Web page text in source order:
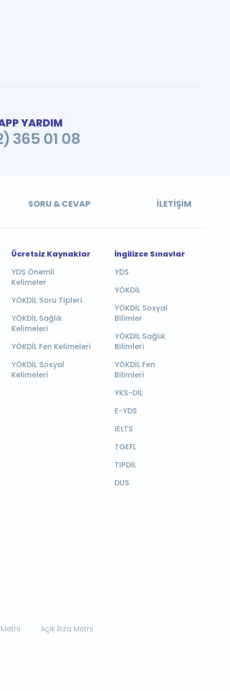
YARDIM
365 01 08
SORU & CEVAP İLETIŞIM
Ücretsiz Kaynaklar
YDS Önemli
Kelimeler
YÖKDİL Soru Tipleri
YÖKDİL Sağlık
Kelimeleri
YÖKDİL Fen Kelimeleri
YÖKDİL Sosyal
Kelimeleri
İngilizce Sınavlar
YDS
YÖKDİL
YÖKDİL Sosyal
Bilimler
YÖKDİL Sağlık
Bilimleri
YÖKDİL Fen
Bilimleri
YKS-DİL
E-YDS
IELTS
TOEFL
TIPDİL
DUS
Açık Rıza Metni